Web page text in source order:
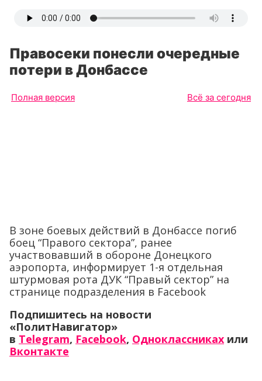
Правосеки понесли очередные
потери в Донбассе
Полная версия Всё за сегодня
В зоне боевых действий в Донбассе погиб
боец “Правого сектора”, ранее
участвовавший в обороне Донецкого
аэропорта, информирует 1-я отдельная
штурмовая рота ДУК “Правый сектор” на
странице подразделения в Facebook
Подпишитесь на новости
«ПолитНавигатор»
в Telegram, Facebook, Одноклассниках или
Вконтакте